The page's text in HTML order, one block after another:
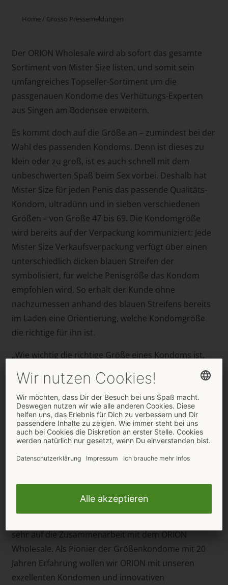
Home / Grosso Pressemeldungen
Der ORION Wholesale wird ab sofort das gesamte
Sortiment von Mister Size listen, und somit sein
umfangreiches Topseller-Sortiment um die
passgenauen Kondome des Verhütungs-Experten
aus Singen am Bodensee erweitern.
Es kommt doch auf die Größe an – zumindest bei der
Wahl des passenden Kondoms. Denn ist dieses zu
klein oder zu groß, ist es auch schnell mit dem
unbeschwerten Spaß beim Sex vorbei. Deshalb hat
Mister Size für jeden Penis das passende Qualitäts-
Kondom, ultradünn und in sieben verschiedenen
Größen – von Größe 47 bis 69. Die Kondomgröße
wird bereits auf der Verpackung kommuniziert: Jede
Mister Size Verkaufsverpackung verfügt über einen
unterschiedlich dicken blauen Streifen der
symbolisiert, für welche Penisgröße das Kondom
empfohlen wird. So erhält der Kunde ohne
nachzumessen anhand des blauen Streifens bereits
im Laden eine Orientierung, welche Kondomgröße
die richtige für ihn ist.
„Wie wichtig die richtige Größe eines Kondoms ist,
wissen wir durch unsere langjährige Erfahrung im
Vertrieb sowie unser soziales Engagement im
Bereich der Präventionsarbeit“, sagt Björn Radcke,
Head of Sales & Marketing beim ORION Wholesale.
„Deshalb freuen wir uns, mit Mister Size den
kompetenten Partner speziell für Kondome in
verschiedenen Größen gefunden zu haben.“
Krause, Gründer von Mister Size und
sehr auf die Zusammenarbeit mit dem ORION
Wholesale. Als Pionier der Größenkondome mit 20
Jahren Erfahrung wollen wir ORION mit unseren
exzellenten Kondomen und innovativen